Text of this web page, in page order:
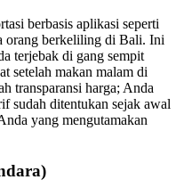
berbasis aplikasi seperti
orang berkeliling di Bali. Ini
terjebak di gang sempit
setelah makan malam di
transparansi harga; Anda
sudah ditentukan sejak awal
yang mengutamakan